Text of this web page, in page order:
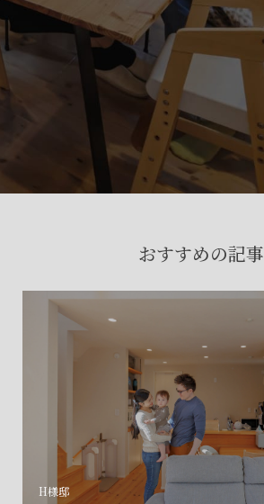
おすすめの記事
H様邸
賃貸管理サイトはこちら
会社に関することや物件についての
お問い合わせはこちらから
土地の活用・賃貸経営に関する
ご相談はこちら